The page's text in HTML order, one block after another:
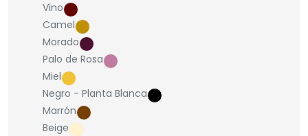
Vino
Camel
Morado
Palo de Rosa
Miel
Negro - Planta Blanca
Marrón
Beige